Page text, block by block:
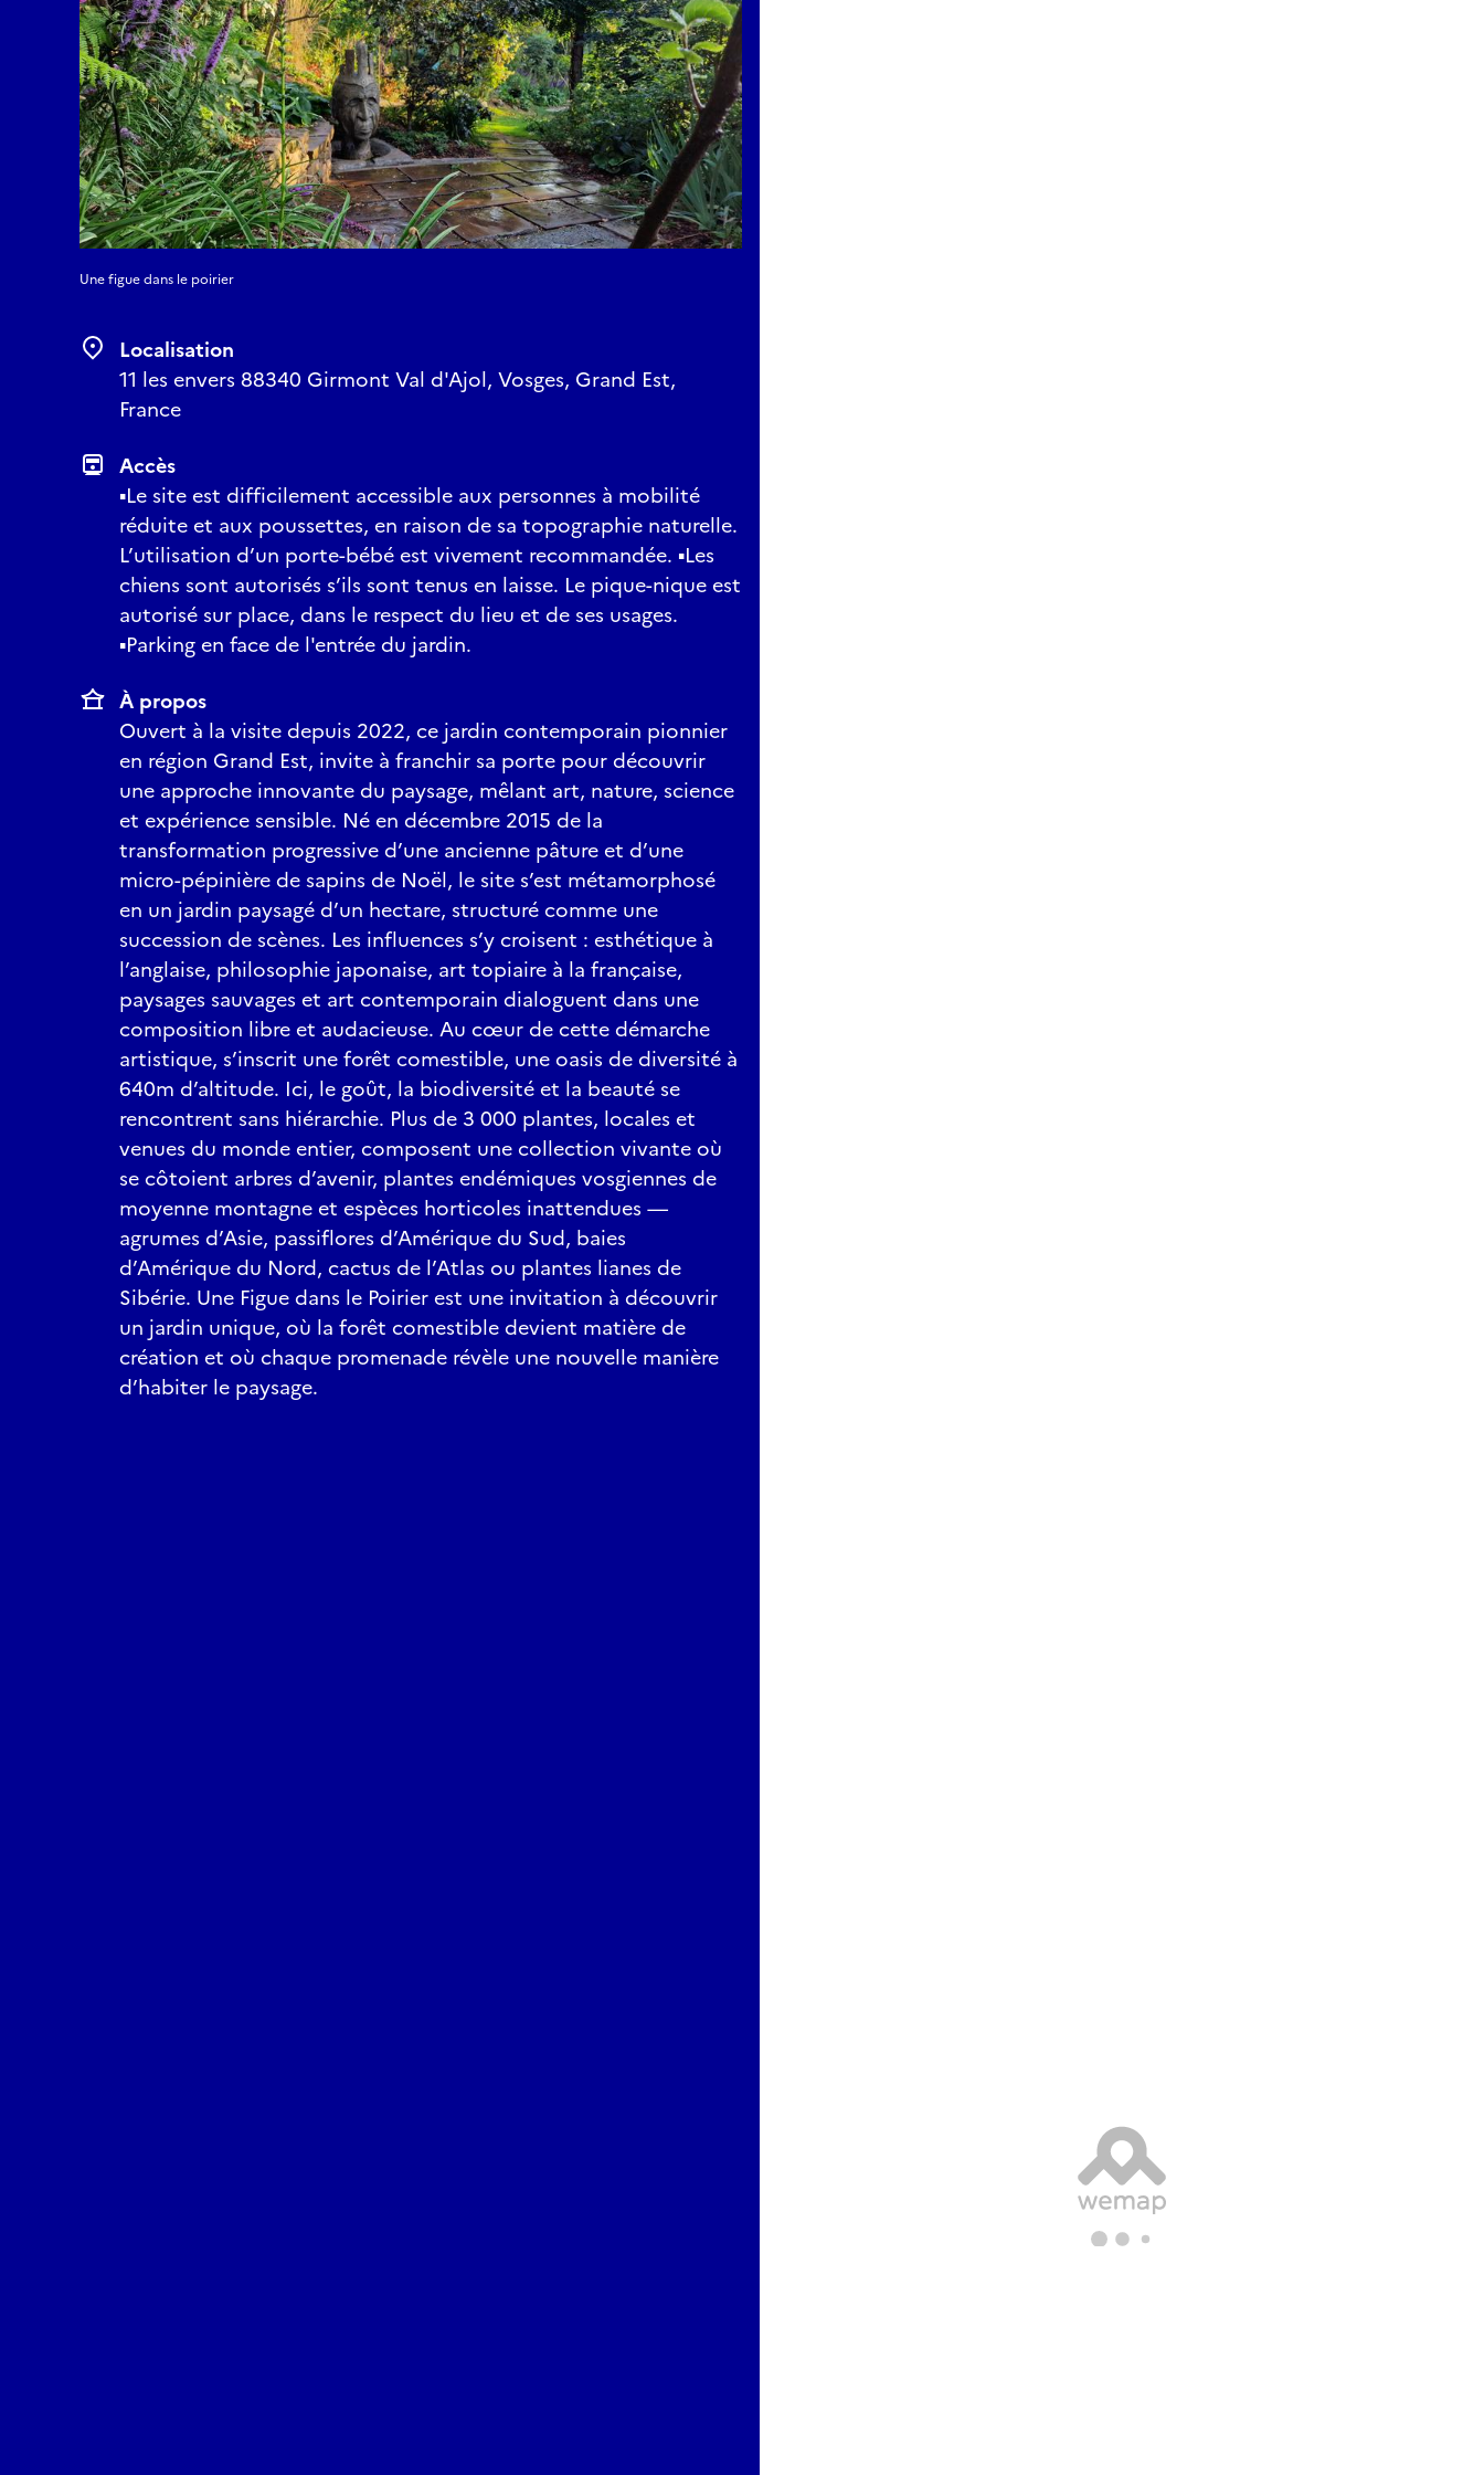
Une figue dans le poirier
Localisation
11 les envers 88340 Girmont Val d'Ajol, Vosges, Grand Est,
France
Accès
▪Le site est difficilement accessible aux personnes à mobilité
réduite et aux poussettes, en raison de sa topographie naturelle.
L’utilisation d’un porte-bébé est vivement recommandée. ▪Les
chiens sont autorisés s’ils sont tenus en laisse. Le pique-nique est
autorisé sur place, dans le respect du lieu et de ses usages.
▪Parking en face de l'entrée du jardin.
À propos
Ouvert à la visite depuis 2022, ce jardin contemporain pionnier
en région Grand Est, invite à franchir sa porte pour découvrir
une approche innovante du paysage, mêlant art, nature, science
et expérience sensible. Né en décembre 2015 de la
transformation progressive d’une ancienne pâture et d’une
micro-pépinière de sapins de Noël, le site s’est métamorphosé
en un jardin paysagé d’un hectare, structuré comme une
succession de scènes. Les influences s’y croisent : esthétique à
l’anglaise, philosophie japonaise, art topiaire à la française,
paysages sauvages et art contemporain dialoguent dans une
composition libre et audacieuse. Au cœur de cette démarche
artistique, s’inscrit une forêt comestible, une oasis de diversité à
640m d’altitude. Ici, le goût, la biodiversité et la beauté se
rencontrent sans hiérarchie. Plus de 3 000 plantes, locales et
venues du monde entier, composent une collection vivante où
se côtoient arbres d’avenir, plantes endémiques vosgiennes de
moyenne montagne et espèces horticoles inattendues —
agrumes d’Asie, passiflores d’Amérique du Sud, baies
d’Amérique du Nord, cactus de l’Atlas ou plantes lianes de
Sibérie. Une Figue dans le Poirier est une invitation à découvrir
un jardin unique, où la forêt comestible devient matière de
création et où chaque promenade révèle une nouvelle manière
d’habiter le paysage.